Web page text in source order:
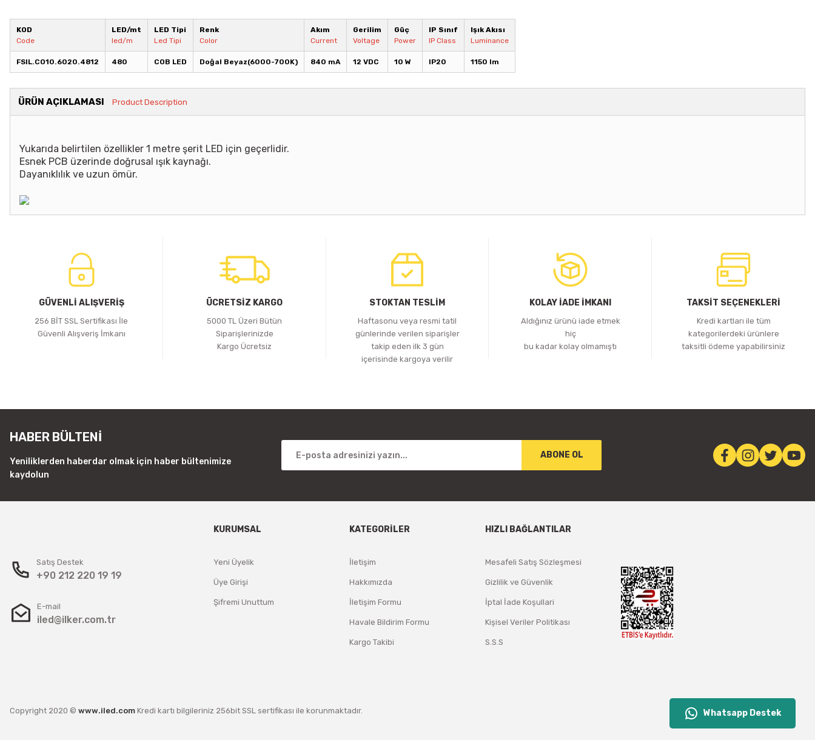
KOD
Code
LED/mt
led/m
LED Tipi
Led Tipi
Renk
Color
Akım
Current
Gerilim
Voltage
Güç
Power
IP Sınıf
IP Class
Işık Akısı
Luminance
FSIL.CO10.6020.4812 480 COB LED Doğal Beyaz(6000-700K) 840 mA 12 VDC 10 W IP20 1150 lm
ÜRÜN AÇIKLAMASI Product Description
Yukarıda belirtilen özellikler 1 metre şerit LED için geçerlidir.
Esnek PCB üzerinde doğrusal ışık kaynağı.
Dayanıklılık ve uzun ömür.
GÜVENLİ ALIŞVERİŞ
256 BİT SSL Sertifikası İle
Güvenli Alışveriş İmkanı
ÜCRETSİZ KARGO
5000 TL Üzeri Bütün
Siparişlerinizde
Kargo Ücretsiz
STOKTAN TESLİM
Haftasonu veya resmi tatil
günlerinde verilen siparişler
takip eden ilk 3 gün
içerisinde kargoya verilir
KOLAY İADE İMKANI
Aldığınız ürünü iade etmek
hiç
bu kadar kolay olmamıştı
TAKSİT SEÇENEKLERİ
Kredi kartları ile tüm
kategorilerdeki ürünlere
taksitli ödeme yapabilirsiniz
HABER BÜLTENİ
Yeniliklerden haberdar olmak için haber bültenimize
kaydolun
ABONE OL
Satış Destek
+90 212 220 19 19
E-mail
iled@ilker.com.tr
KURUMSAL
Yeni Üyelik
Üye Girişi
Şifremi Unuttum
KATEGORİLER
İletişim
Hakkımızda
İletişim Formu
Havale Bildirim Formu
Kargo Takibi
HIZLI BAĞLANTILAR
Mesafeli Satış Sözleşmesi
Gizlilik ve Güvenlik
İptal İade Koşullari
Kişisel Veriler Politikası
S.S.S
Copyright 2020 © www.iled.com Kredi kartı bilgileriniz 256bit SSL sertifikası ile korunmaktadır. Whatsapp Destek